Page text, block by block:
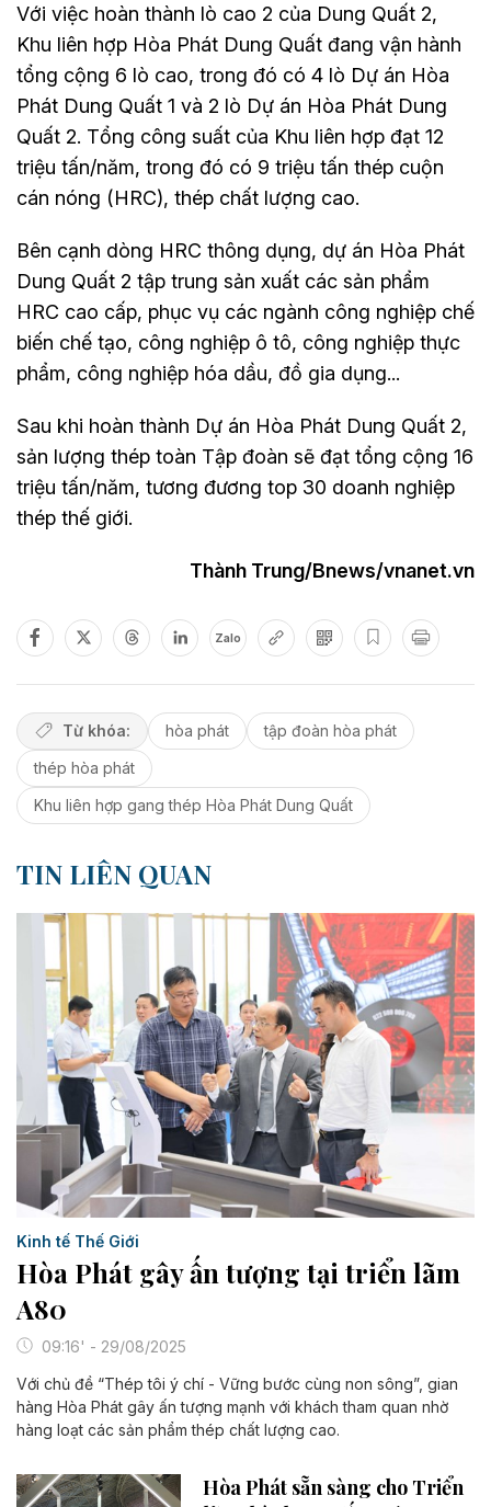
Với việc hoàn thành lò cao 2 của Dung Quất 2,
Khu liên hợp Hòa Phát Dung Quất đang vận hành
tổng cộng 6 lò cao, trong đó có 4 lò Dự án Hòa
Phát Dung Quất 1 và 2 lò Dự án Hòa Phát Dung
Quất 2. Tổng công suất của Khu liên hợp đạt 12
triệu tấn/năm, trong đó có 9 triệu tấn thép cuộn
cán nóng (HRC), thép chất lượng cao.
Bên cạnh dòng HRC thông dụng, dự án Hòa Phát
Dung Quất 2 tập trung sản xuất các sản phẩm
HRC cao cấp, phục vụ các ngành công nghiệp chế
biến chế tạo, công nghiệp ô tô, công nghiệp thực
phẩm, công nghiệp hóa dầu, đồ gia dụng...
Sau khi hoàn thành Dự án Hòa Phát Dung Quất 2,
sản lượng thép toàn Tập đoàn sẽ đạt tổng cộng 16
triệu tấn/năm, tương đương top 30 doanh nghiệp
thép thế giới.
Thành Trung/Bnews/vnanet.vn
Zalo
Từ khóa: hòa phát
tập đoàn hòa phát
thép hòa phát
Khu liên hợp gang thép Hòa Phát Dung Quất
TIN LIÊN QUAN
Kinh tế Thế Giới
Hòa Phát gây ấn tượng tại triển lãm
A80
09:16' - 29/08/2025
Với chủ đề “Thép tôi ý chí - Vững bước cùng non sông”, gian
hàng Hòa Phát gây ấn tượng mạnh với khách tham quan nhờ
hàng loạt các sản phẩm thép chất lượng cao.
Hòa Phát sẵn sàng cho Triển